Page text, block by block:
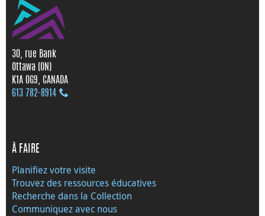
30, rue Bank
Ottawa (ON)
K1A 0G9, CANADA
613 782‑8914
À FAIRE
Planifiez votre visite
Trouvez des ressources éducatives
Recherche dans la Collection
Communiquez avec nous